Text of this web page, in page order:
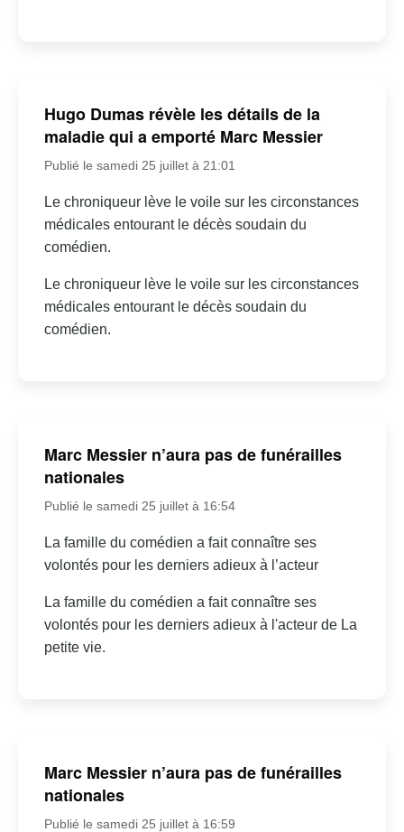
Hugo Dumas révèle les détails de la
maladie qui a emporté Marc Messier
Publié le samedi 25 juillet à 21:01
Le chroniqueur lève le voile sur les circonstances
médicales entourant le décès soudain du
comédien.
Le chroniqueur lève le voile sur les circonstances
médicales entourant le décès soudain du
comédien.
Marc Messier n’aura pas de funérailles
nationales
Publié le samedi 25 juillet à 16:54
La famille du comédien a fait connaître ses
volontés pour les derniers adieux à l’acteur
La famille du comédien a fait connaître ses
volontés pour les derniers adieux à l'acteur de La
petite vie.
Marc Messier n’aura pas de funérailles
nationales
Publié le samedi 25 juillet à 16:59